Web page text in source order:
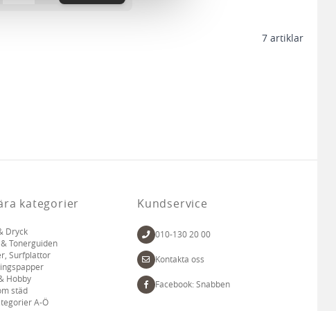
deras tjänster.
7 artiklar
kategorier
Dryck
Tonerguiden
Surfplattor
Hobby
städ
A-Ö
Kundservice
010-130 20 00
Kontakta oss
Facebook: Snabben